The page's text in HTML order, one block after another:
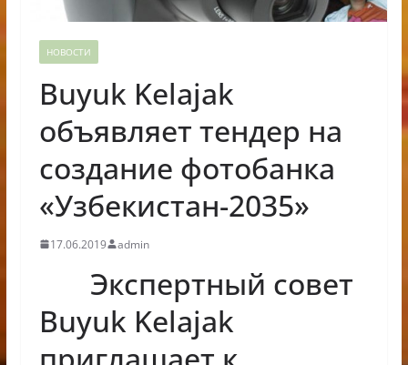
НОВОСТИ
Buyuk Kelajak
объявляет тендер на
создание фотобанка
«Узбекистан-2035»
17.06.2019 admin
Экспертный совет
Buyuk Kelajak